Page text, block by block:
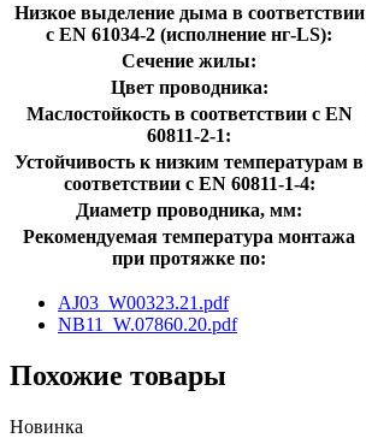
Низкое выделение дыма в соответствии
с EN 61034-2 (исполнение нг-LS):
Сечение жилы:
Цвет проводника:
Маслостойкость в соответствии с EN
60811-2-1:
Устойчивость к низким температурам в
соответствии с EN 60811-1-4:
Диаметр проводника, мм:
Рекомендуемая температура монтажа
при протяжке по:
AJ03_W00323.21.pdf
NB11_W.07860.20.pdf
Похожие товары
Новинка